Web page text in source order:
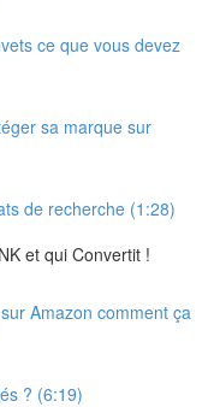
ce que vous devez
sa marque sur
de recherche (1:28)
et qui Convertit !
Amazon comment ça
? (6:19)